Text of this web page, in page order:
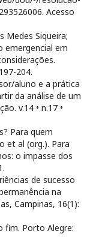
Acesso
Medes Siqueira;
emergencial em
204.
aluno e a prática
da análise de um
v.14 • n.17 •
Para quem
et al (org.). Para
o impasse dos
de sucesso
na
Campinas, 16(1):
fim. Porto Alegre: